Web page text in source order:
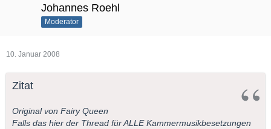
Johannes Roehl
Moderator
10. Januar 2008
Zitat
Original von Fairy Queen
Falls das hier der Thread für ALLE Kammermusikbesetzungen